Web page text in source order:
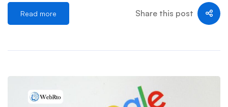
這種便利性也衍生出前所未有的隱私危機。當影片內容涉及
特定個人，且為負面、未經同意拍攝或扭曲事實的影像時，
過程如同一場不對稱的戰爭。一方面，他們擁有基於人格權
與隱私權的法律基礎，這是他們的優勢所在；另一方面，面
對龐大的跨國平台、言論自由的保護傘以及網路傳播的特
Read more Share this post